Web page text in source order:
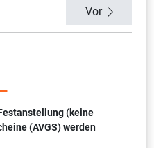
Vor
(keine
(AVGS) werden